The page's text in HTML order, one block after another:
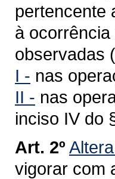
pertencente
à
observadas
I - nas
II - nas
inciso IV do
Art. 2º
vigorar com